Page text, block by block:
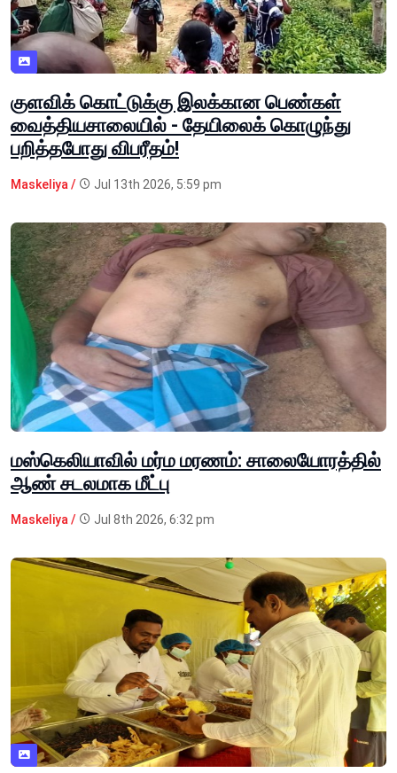
குளவிக் கொட்டுக்கு இலக்கான பெண்கள்
வைத்தியசாலையில் - தேயிலைக் கொழுந்து
பறித்தபோது விபரீதம்!
Maskeliya / Jul 13th 2026, 5:59 pm
மஸ்கெலியாவில் மர்ம மரணம்: சாலையோரத்தில்
ஆண் சடலமாக மீட்பு
Maskeliya / Jul 8th 2026, 6:32 pm